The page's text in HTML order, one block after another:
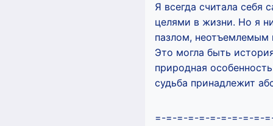
Я всегда считала
целями в жизни. Но я
пазлом,
Это могла быть
природная
судьба принадлежит
=-=-=-=-=-=-=-=-=-=-